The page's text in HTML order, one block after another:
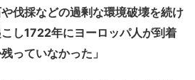
伐採などの過剰な環境破壊を続け
し1722年にヨーロッパ人が到着
っていなかった」